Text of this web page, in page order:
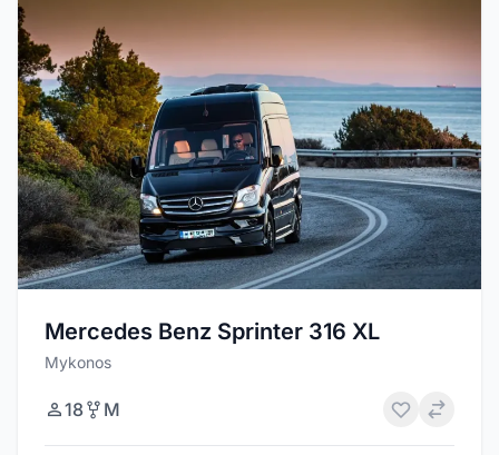
Mercedes Benz Sprinter 316 XL
Mykonos
18 M